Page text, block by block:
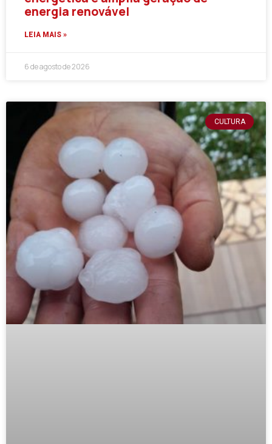
energia renovável
LEIA MAIS »
6 de agosto de 2026
CULTURA